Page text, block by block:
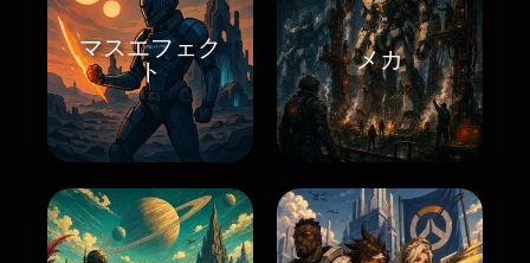
マスエフェク
ト
メカ